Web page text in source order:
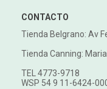
CONTACTO
Tienda Belgrano: Av
Tienda Canning:
TEL 4773-9718
WSP 54 9 11-6424-